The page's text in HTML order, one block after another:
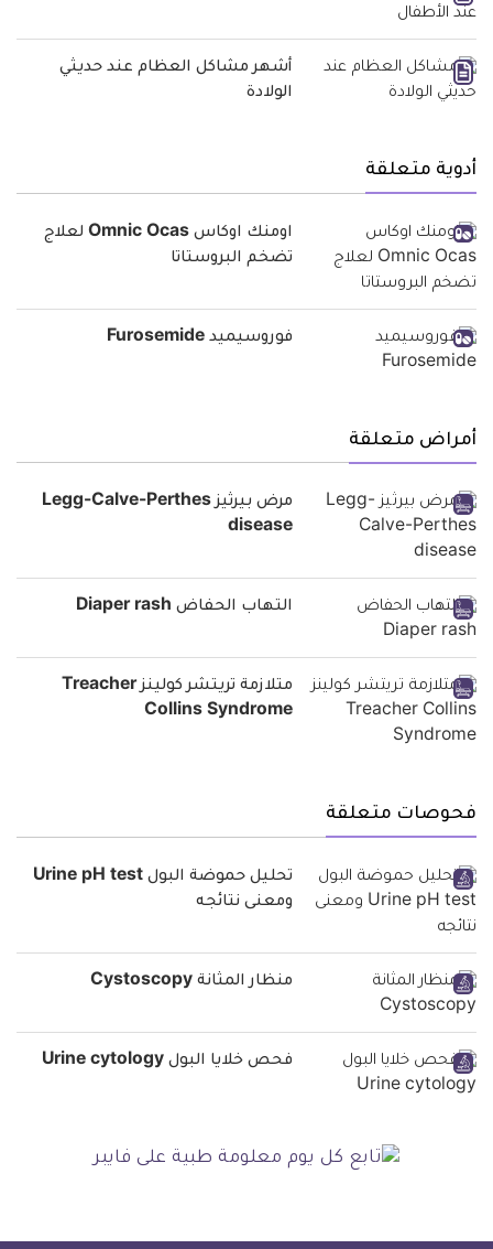
أشهر مشاكل العظام عند حديثي
الولادة
أدوية متعلقة
اومنك اوكاس Omnic Ocas لعلاج
تضخم البروستاتا
فوروسيميد Furosemide
أمراض متعلقة
مرض بيرثيز Legg-Calve-Perthes
disease
التهاب الحفاض Diaper rash
متلازمة تريتشر كولينز Treacher
Collins Syndrome
فحوصات متعلقة
تحليل حموضة البول Urine pH test
ومعنى نتائجه
منظار المثانة Cystoscopy
فحص خلايا البول Urine cytology